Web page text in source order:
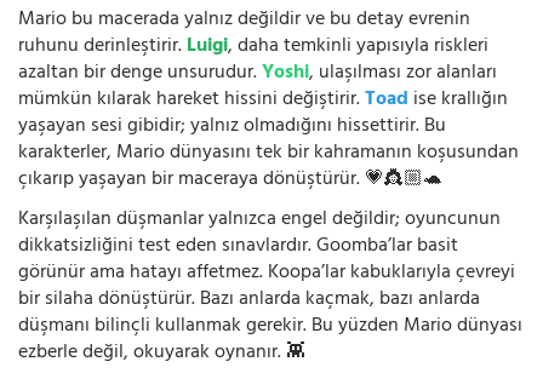
Mario bu macerada yalnız değildir ve bu detay evrenin
ruhunu derinleştirir.Luigi, daha temkinli yapısıyla riskleri
azaltan bir denge unsurudur.Yoshi, ulaşılması zor alanları
mümkün kılarak hareket hissini değiştirir.Toad ise krallığın
yaşayan sesi gibidir; yalnız olmadığını hissettirir. Bu
karakterler, Mario dünyasını tek bir kahramanın koşusundan
çıkarıp yaşayan bir maceraya dönüştürür. 💗👸🏼🐢
Karşılaşılan düşmanlar yalnızca engel değildir; oyuncunun
dikkatsizliğini test eden sınavlardır. Goomba’lar basit
görünür ama hatayı affetmez. Koopa’lar kabuklarıyla çevreyi
bir silaha dönüştürür. Bazı anlarda kaçmak, bazı anlarda
düşmanı bilinçli kullanmak gerekir. Bu yüzden Mario dünyası
ezberle değil, okuyarak oynanır. 👾